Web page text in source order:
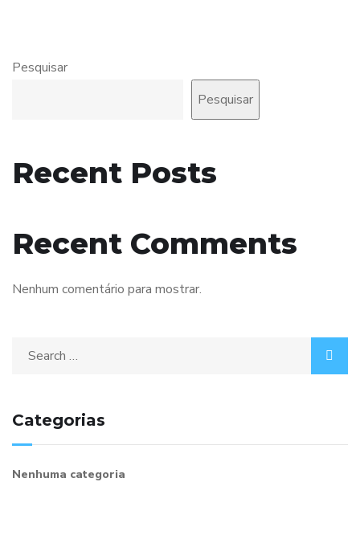
Pesquisar
Pesquisar
Recent Posts
Recent Comments
Nenhum comentário para mostrar.
Categorias
Nenhuma categoria